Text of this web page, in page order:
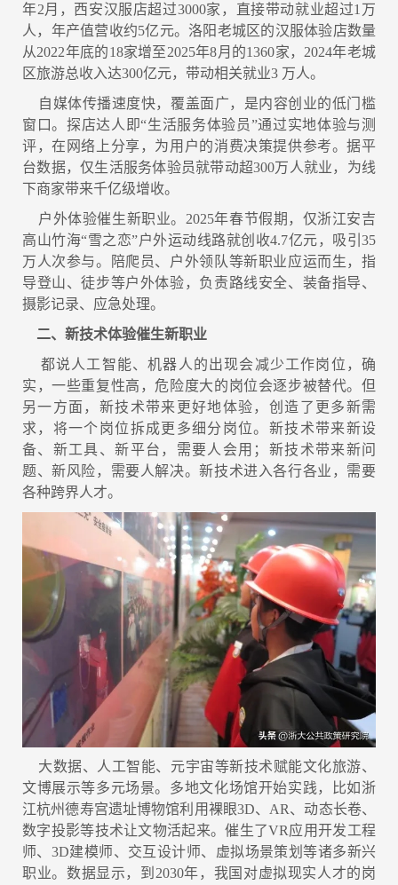
年2月，西安汉服店超过3000家，直接带动就业超过1万
人，年产值营收约5亿元。洛阳老城区的汉服体验店数量
从2022年底的18家增至2025年8月的1360家，2024年老城
区旅游总收入达300亿元，带动相关就业3 万人。
自媒体传播速度快，覆盖面广，是内容创业的低门槛
窗口。探店达人即“生活服务体验员”通过实地体验与测
评，在网络上分享，为用户的消费决策提供参考。据平
台数据，仅生活服务体验员就带动超300万人就业，为线
下商家带来千亿级增收。
户外体验催生新职业。2025年春节假期，仅浙江安吉
高山竹海“雪之恋”户外运动线路就创收4.7亿元，吸引35
万人次参与。陪爬员、户外领队等新职业应运而生，指
导登山、徒步等户外体验，负责路线安全、装备指导、
摄影记录、应急处理。
二、新技术体验催生新职业
都说人工智能、机器人的出现会减少工作岗位，确
实，一些重复性高，危险度大的岗位会逐步被替代。但
另一方面，新技术带来更好地体验，创造了更多新需
求，将一个岗位拆成更多细分岗位。新技术带来新设
备、新工具、新平台，需要人会用；新技术带来新问
题、新风险，需要人解决。新技术进入各行各业，需要
各种跨界人才。
大数据、人工智能、元宇宙等新技术赋能文化旅游、
文博展示等多元场景。多地文化场馆开始实践，比如浙
江杭州德寿宫遗址博物馆利用裸眼3D、AR、动态长卷、
数字投影等技术让文物活起来。催生了VR应用开发工程
师、3D建模师、交互设计师、虚拟场景策划等诸多新兴
职业。数据显示，到2030年，我国对虚拟现实人才的岗